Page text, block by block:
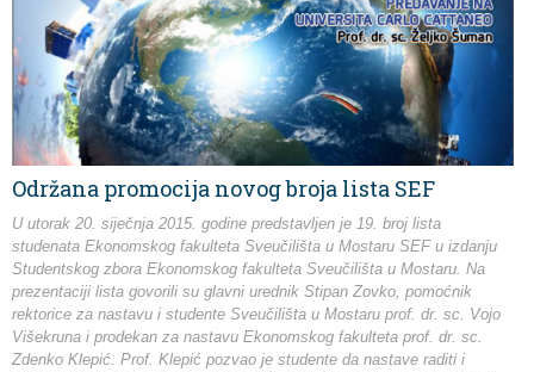
Održana promocija novog broja lista SEF
U utorak 20. siječnja 2015. godine predstavljen je 19. broj lista
studenata Ekonomskog fakulteta Sveučilišta u Mostaru SEF u izdanju
Studentskog zbora Ekonomskog fakulteta Sveučilišta u Mostaru. Na
prezentaciji lista govorili su glavni urednik Stipan Zovko, pomoćnik
rektorice za nastavu i studente Sveučilišta u Mostaru prof. dr. sc. Vojo
Višekruna i prodekan za nastavu Ekonomskog fakulteta prof. dr. sc.
Zdenko Klepić. Prof. Klepić pozvao je studente da nastave raditi i